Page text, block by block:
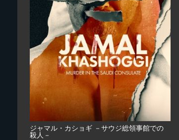
ジャマル・カショギ －サウジ総領事館での
殺人－